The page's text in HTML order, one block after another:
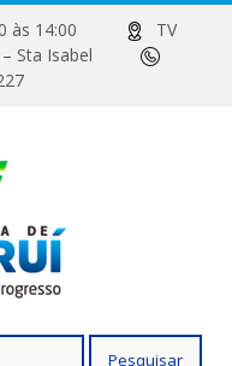
às 14:00
TV
– Sta Isabel